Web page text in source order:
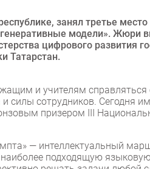
ПО
Outsourcing
Кадры
занял третье
модели». Жюри
цифрового развития
Татарстан.
и учителям
силы сотрудников. Сегодня
призером III
— интеллектуальный
подходящую